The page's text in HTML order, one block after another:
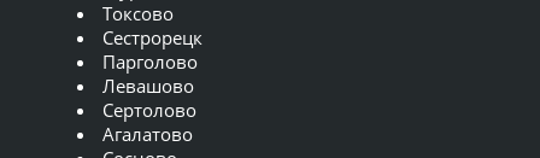
Токсово
Сестрорецк
Парголово
Левашово
Сертолово
Агалатово